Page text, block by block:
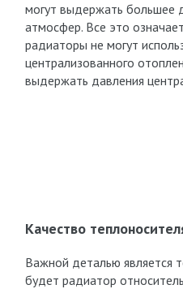
могут выдержать большее
атмосфер. Все это
радиаторы не могут
централизованного
выдержать давления
Качество
Важной деталью является
будет радиатор